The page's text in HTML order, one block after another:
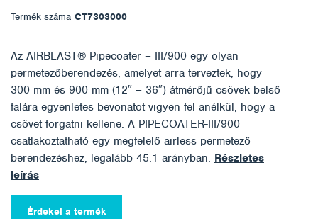
Termék száma CT7303000
Az AIRBLAST® Pipecoater – III/900 egy olyan
permetezőberendezés, amelyet arra terveztek, hogy
300 mm és 900 mm (12″ – 36″) átmérőjű csövek belső
falára egyenletes bevonatot vigyen fel anélkül, hogy a
csövet forgatni kellene. A PIPECOATER-III/900
csatlakoztatható egy megfelelő airless permetező
berendezéshez, legalább 45:1 arányban. Részletes
leírás
Érdekel a termék